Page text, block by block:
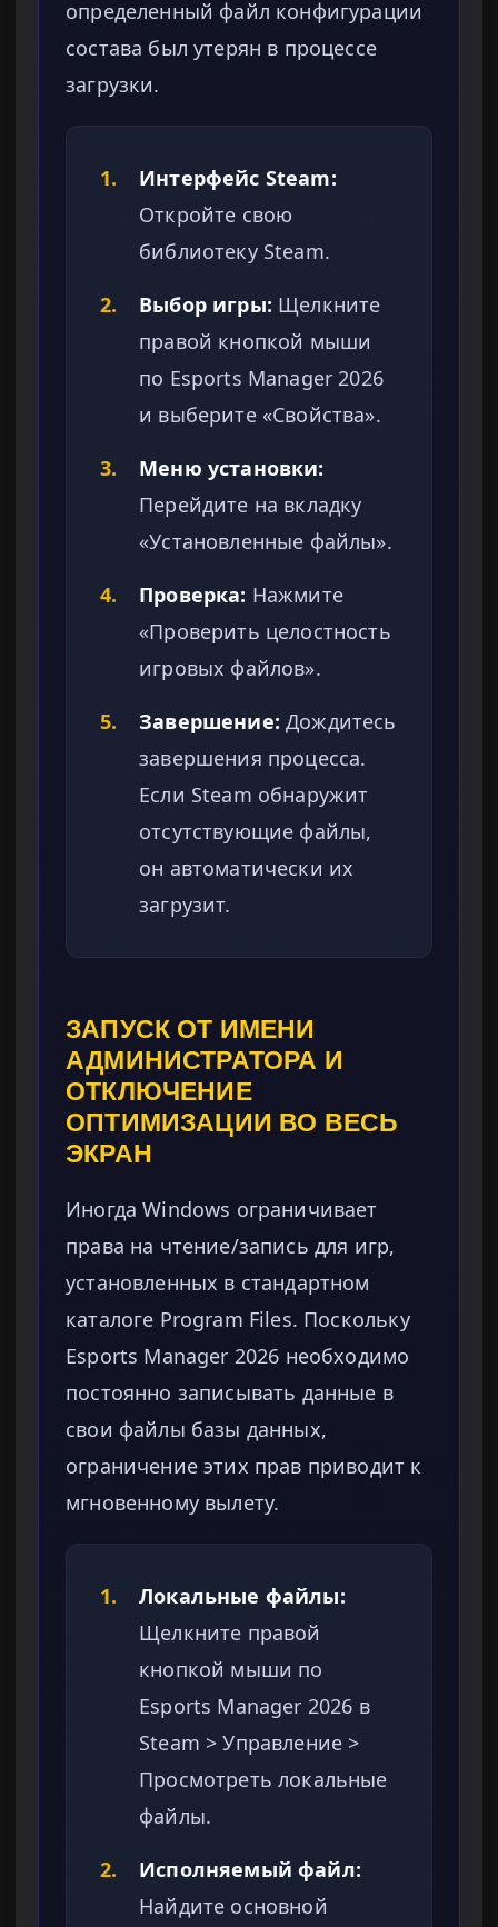
определенный файл конфигурации
состава был утерян в процессе
загрузки.
1.
Интерфейс Steam:
Откройте свою
библиотеку Steam.
2.
Выбор игры: Щелкните
правой кнопкой мыши
по Esports Manager 2026
и выберите «Свойства».
3.
Меню установки:
Перейдите на вкладку
«Установленные файлы».
4.
Проверка: Нажмите
«Проверить целостность
игровых файлов».
5.
Завершение: Дождитесь
завершения процесса.
Если Steam обнаружит
отсутствующие файлы,
он автоматически их
загрузит.
ЗАПУСК ОТ ИМЕНИ
АДМИНИСТРАТОРА И
ОТКЛЮЧЕНИЕ
ОПТИМИЗАЦИИ ВО ВЕСЬ
ЭКРАН
Иногда Windows ограничивает
права на чтение/запись для игр,
установленных в стандартном
каталоге Program Files. Поскольку
Esports Manager 2026 необходимо
постоянно записывать данные в
свои файлы базы данных,
ограничение этих прав приводит к
мгновенному вылету.
1.
Локальные файлы:
Щелкните правой
кнопкой мыши по
Esports Manager 2026 в
Steam > Управление >
Просмотреть локальные
файлы.
2.
Исполняемый файл:
Найдите основной